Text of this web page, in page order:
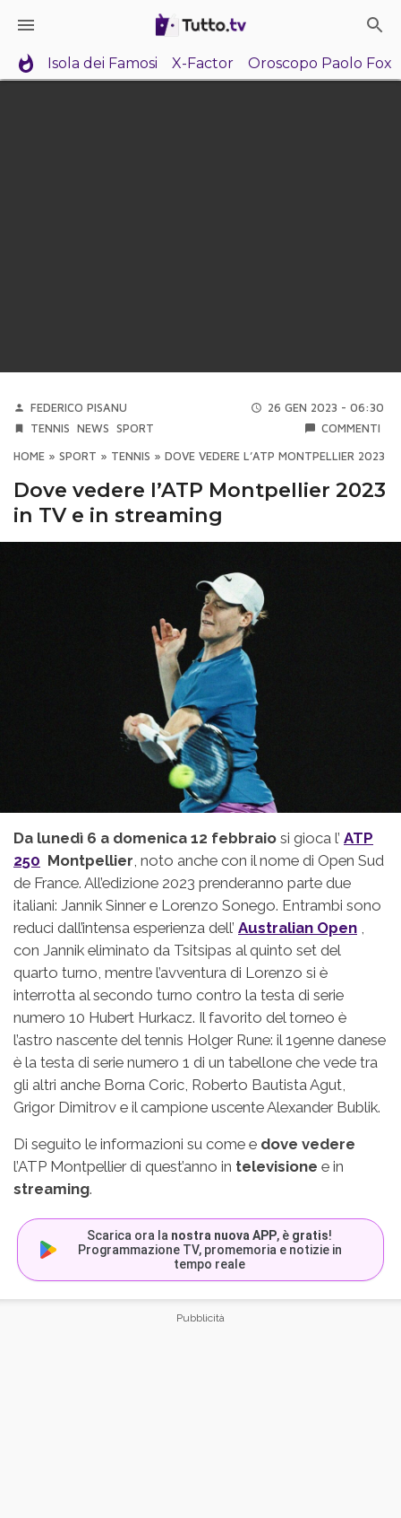
Isola dei Famosi X-Factor Oroscopo Paolo Fox
FEDERICO PISANU
26 GEN 2023 - 06:30
TENNIS
NEWS SPORT COMMENTI
HOME » SPORT » TENNIS » DOVE VEDERE L’ATP MONTPELLIER 2023
Dove vedere l’ATP Montpellier 2023
in TV e in streaming
Da lunedì 6 a domenica 12 febbraio si gioca l’ ATP
250 Montpellier , noto anche con il nome di Open Sud
de France. All’edizione 2023 prenderanno parte due
italiani: Jannik Sinner e Lorenzo Sonego. Entrambi sono
reduci dall’intensa esperienza dell’ Australian Open
con Jannik eliminato da Tsitsipas al quinto set del
quarto turno, mentre l’avventura di Lorenzo si è
interrotta al secondo turno contro la testa di serie
numero 10 Hubert Hurkacz. Il favorito del torneo è
l’astro nascente del tennis Holger Rune: il 19enne danese
è la testa di serie numero 1 di un tabellone che vede tra
gli altri anche Borna Coric, Roberto Bautista Agut,
Grigor Dimitrov e il campione uscente Alexander Bublik.
Di seguito le informazioni su come e dove vedere
l’ATP Montpellier di quest’anno in televisione e in
streaming.
Scarica ora la nostra nuova APP, è gratis!
Programmazione TV, promemoria e notizie in
tempo reale